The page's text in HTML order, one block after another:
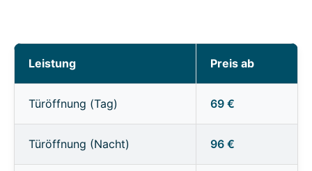
Leistung Preis ab
Türöffnung (Tag) 69 €
Türöffnung (Nacht) 96 €